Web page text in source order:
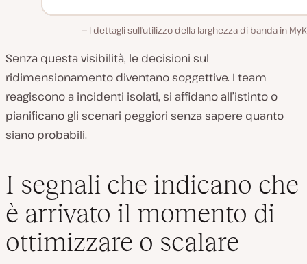
I dettagli sull’utilizzo della larghezza di banda in
Senza questa visibilità, le decisioni sul
ridimensionamento diventano soggettive. I team
reagiscono a incidenti isolati, si affidano all’istinto o
pianificano gli scenari peggiori senza sapere quanto
siano probabili.
I segnali che indicano che
è arrivato il momento di
ottimizzare o scalare